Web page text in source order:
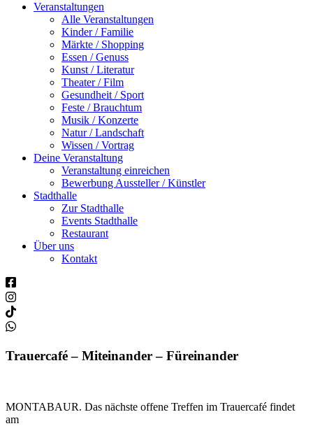
Veranstaltungen
Alle Veranstaltungen
Kinder / Familie
Märkte / Shopping
Essen / Genuss
Kunst / Literatur
Theater / Film
Gesundheit / Sport
Feste / Brauchtum
Musik / Konzerte
Natur / Landschaft
Wissen / Vortrag
Deine Veranstaltung
Veranstaltung einreichen
Bewerbung Aussteller / Künstler
Stadthalle
Zur Stadthalle
Events Stadthalle
Restaurant
Über uns
Kontakt
Trauercafé – Miteinander – Füreinander
MONTABAUR. Das nächste offene Treffen im Trauercafé findet
am